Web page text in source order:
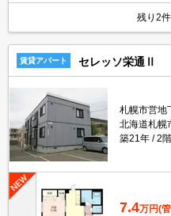
残り2
賃貸アパート セレッソ栄通Ⅱ
札幌市営地
北海道札幌
築21年
2
7.4万円(